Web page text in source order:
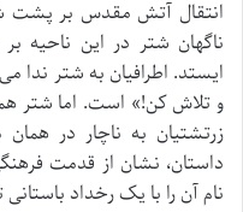
انتقال آتش مقدس بر پشت
ناگهان شتر در این ناحیه
ایستد. اطرافیان به شتر ندا
و تلاش کن!» است. اما شتر
زرتشتیان به ناچار در
داستان، نشان از قدمت
نام آن را با یک رخداد